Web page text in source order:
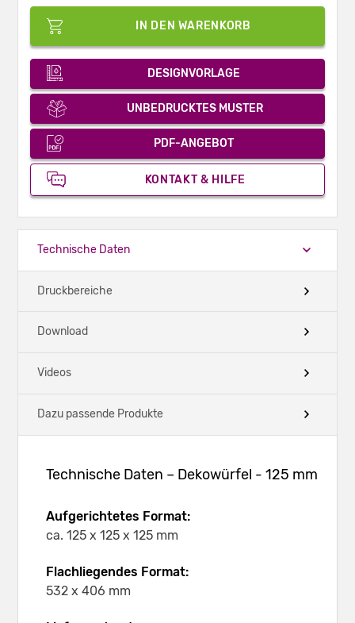
IN DEN WARENKORB
DESIGNVORLAGE
UNBEDRUCKTES MUSTER
PDF-ANGEBOT
KONTAKT & HILFE
Technische Daten
Druckbereiche
Download
Videos
Dazu passende Produkte
Technische Daten – Dekowürfel - 125 mm
Aufgerichtetes Format:
ca. 125 x 125 x 125 mm
Flachliegendes Format:
532 x 406 mm